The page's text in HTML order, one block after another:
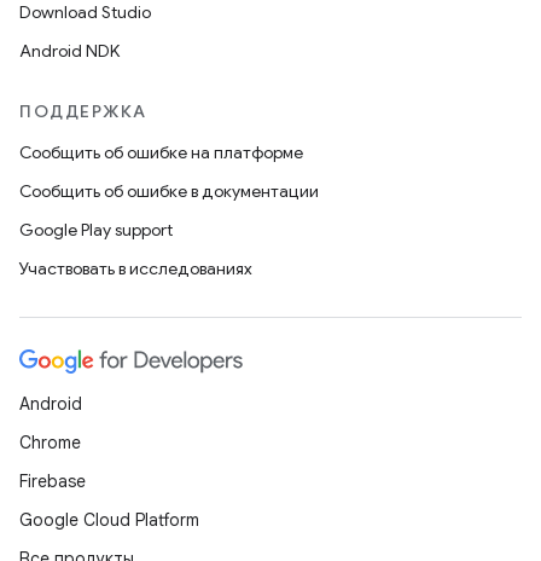
Download Studio
Android NDK
ПОДДЕРЖКА
Сообщить об ошибке на платформе
Сообщить об ошибке в документации
Google Play support
Участвовать в исследованиях
Android
Chrome
Firebase
Google Cloud Platform